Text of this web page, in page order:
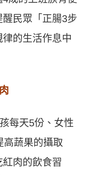
民眾「正腸3步
的生活作息中
每天5份、女性
高蔬果的攝取
肉的飲食習